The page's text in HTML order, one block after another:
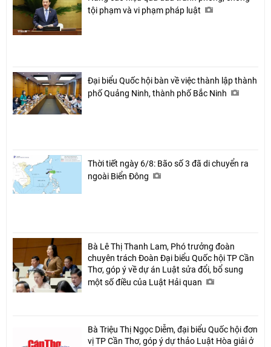
tội phạm và vi phạm pháp luật
Đại biểu Quốc hội bàn về việc thành lập thành
phố Quảng Ninh, thành phố Bắc Ninh
Thời tiết ngày 6/8: Bão số 3 đã di chuyển ra
ngoài Biển Đông
Bà Lê Thị Thanh Lam, Phó trưởng đoàn
chuyên trách Đoàn Đại biểu Quốc hội TP Cần
Thơ, góp ý về dự án Luật sửa đổi, bổ sung
một số điều của Luật Hải quan
Bà Triệu Thị Ngọc Diễm, đại biểu Quốc hội đơn
vị TP Cần Thơ, góp ý dự thảo Luật Hòa giải ở